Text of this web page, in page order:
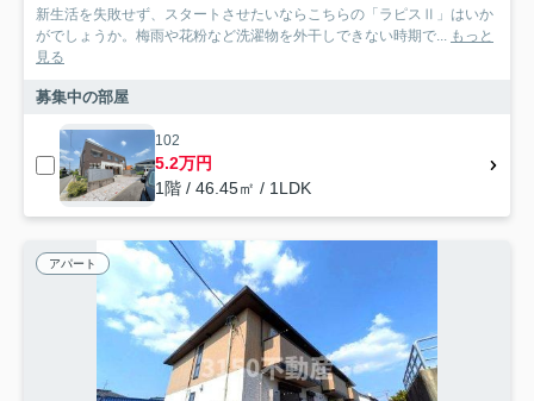
新生活を失敗せず、スタートさせたいならこちらの「ラピスⅡ」はいか
がでしょうか。梅雨や花粉など洗濯物を外干しできない時期で... もっと
見る
募集中の部屋
102
5.2万円
1階 / 46.45㎡ / 1LDK
アパート